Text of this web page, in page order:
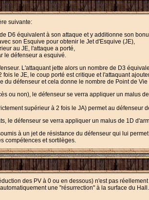
suivante:
D6 équivalent à son attaque et y additionne son
son Esquive pour obtenir le Jet d'Esquive (JE),
au JE, l'attaque a porté,
le défenseur a esquivé.
L'attaquant jette alors un nombre de D3
fois le JE, le coup porté est critique et l'attaquant
du défenseur et cela donne le nombre de Point de
ou non), le défenseur se verra appliquer un malus
supérieur à 2 fois le JA) permet au défenseur
le défenseur se verra appliquer un malus de 1D
à un jet de résistance du défenseur qui lui
compétences et sortilèges.
des PV à 0 ou en dessous) n'est pas
une "résurrection" à la surface du